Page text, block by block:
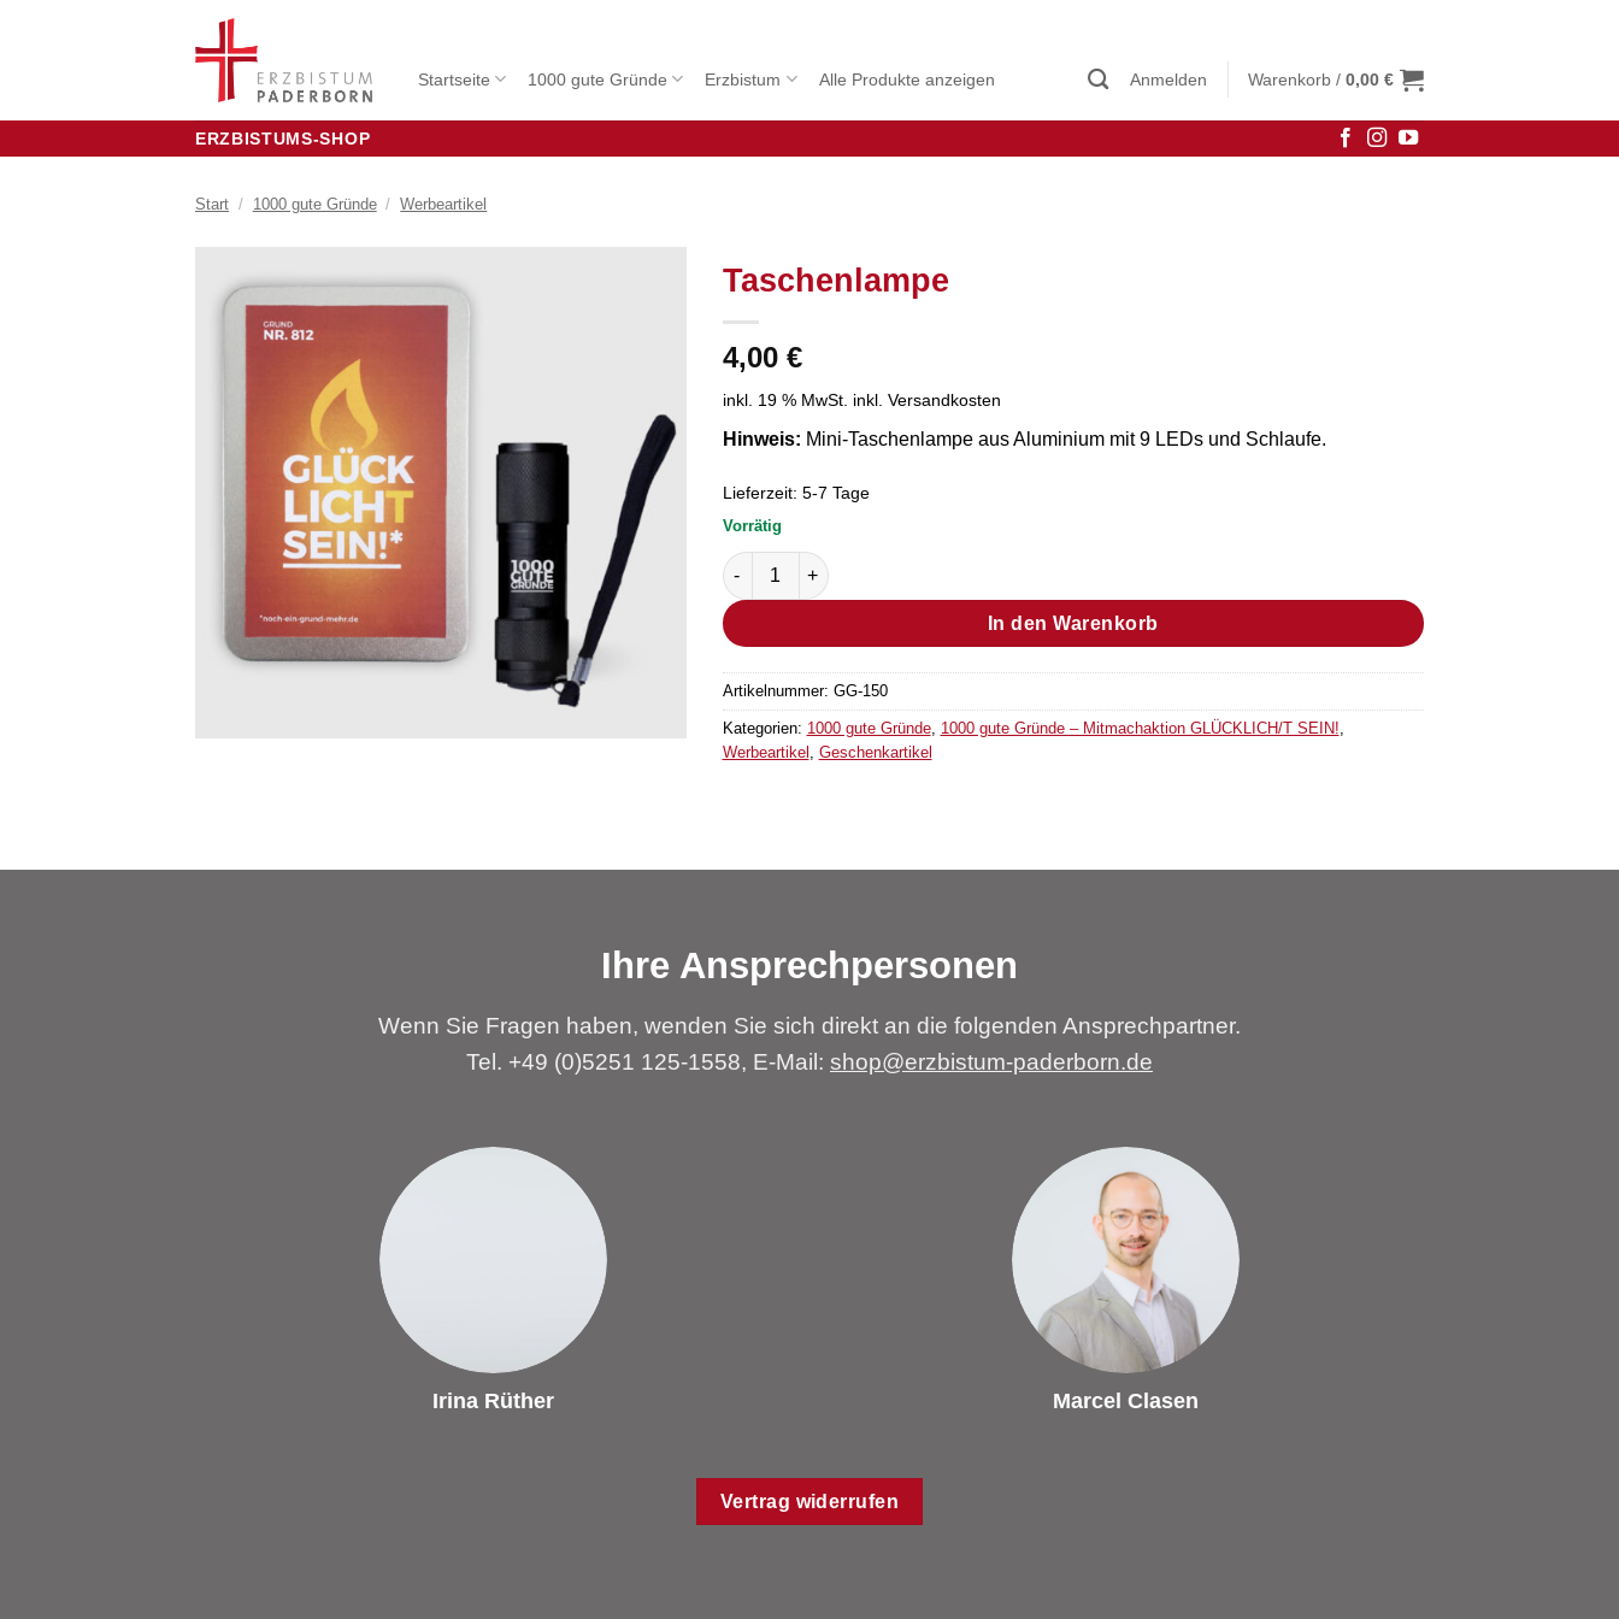
Startseite 1000 gute Gründe Erzbistum Alle Produkte anzeigen Anmelden Warenkorb / 0,00 €
ERZBISTUMS-SHOP
Start / 1000 gute Gründe / Werbeartikel
Taschenlampe
4,00 €
inkl. 19 % MwSt. inkl. Versandkosten
Hinweis: Mini-Taschenlampe aus Aluminium mit 9 LEDs und Schlaufe.
Lieferzeit: 5-7 Tage
Vorrätig
Taschenlampe Menge
In den Warenkorb
Artikelnummer: GG-150
Kategorien: 1000 gute Gründe, 1000 gute Gründe – Mitmachaktion GLÜCKLICH/T SEIN!
Werbeartikel Geschenkartikel
Ihre Ansprechpersonen
Wenn Sie Fragen haben, wenden Sie sich direkt an die folgenden Ansprechpartner.
Tel. +49 (0)5251 125-1558, E-Mail: shop@erzbistum-paderborn.de
Irina Rüther Marcel Clasen
Vertrag widerrufen